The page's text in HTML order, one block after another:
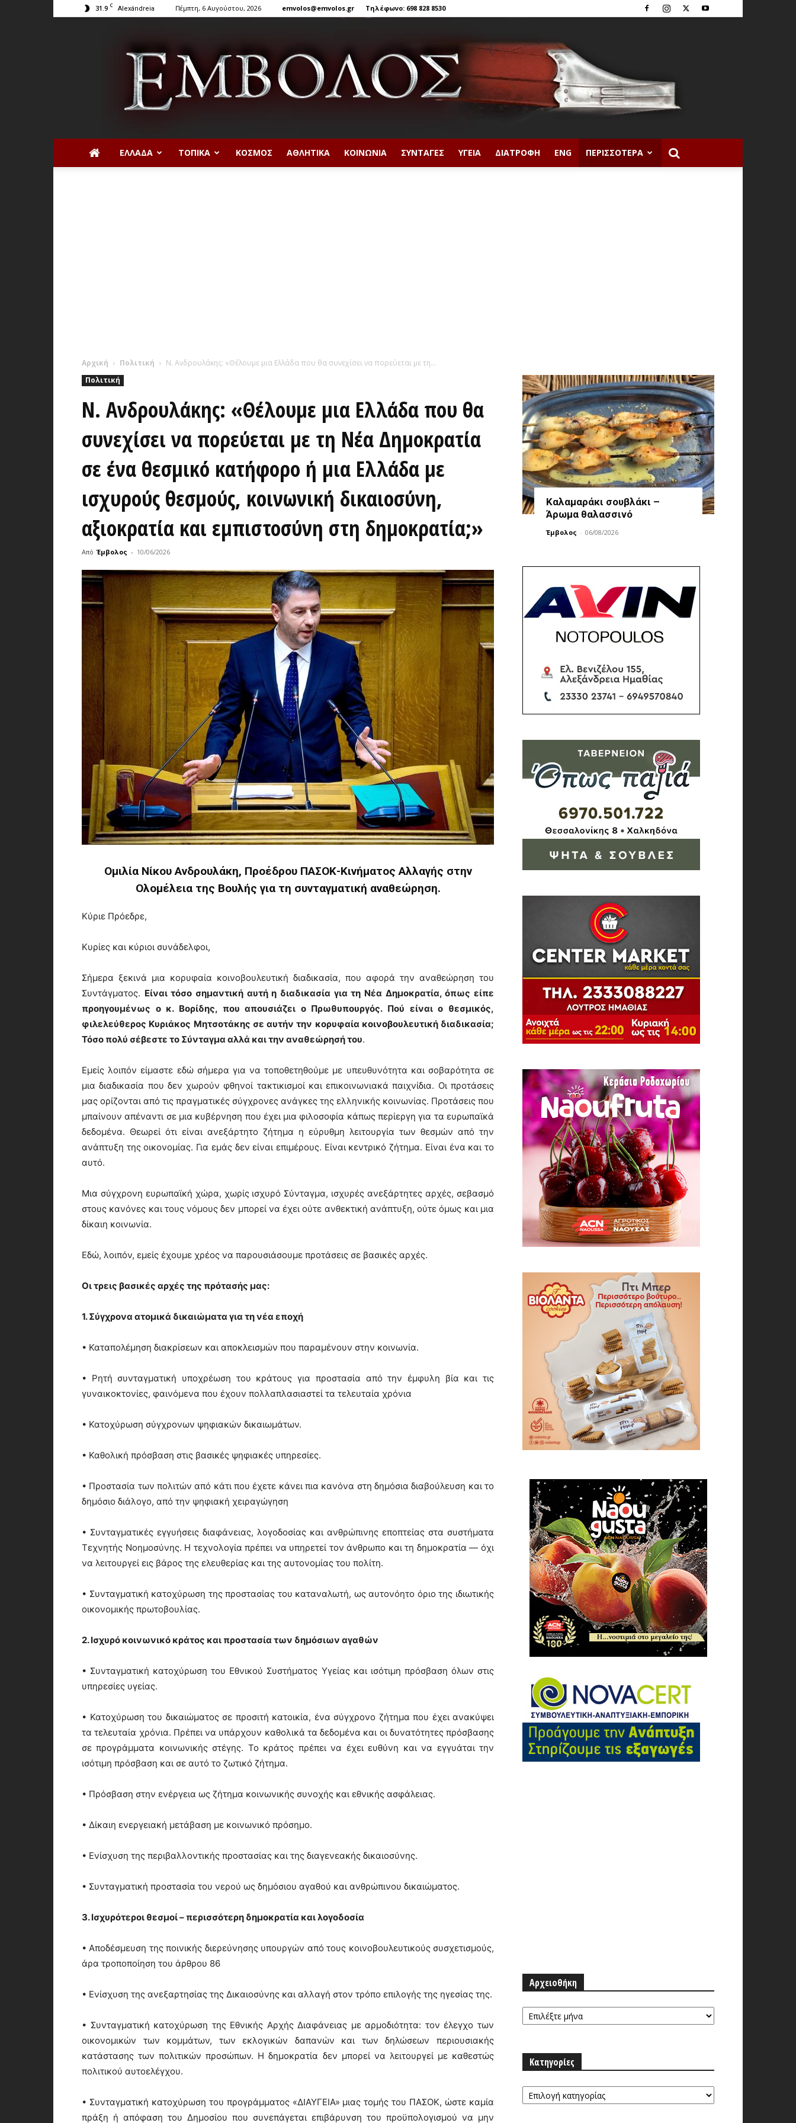
31.9 C Alexándreia Πέμπτη, 6 Αυγούστου, 2026 emvolos@emvolos.gr Τηλέφωνο: 698 828 8530
ΕΛΛΆΔΑ ΤΟΠΙΚΆ ΚΌΣΜΟΣ ΑΘΛΗΤΙΚΆ ΚΟΙΝΩΝΊΑ ΣΥΝΤΑΓΈΣ ΥΓΕΊΑ ΔΙΑΤΡΟΦΉ ENG ΠΕΡΙΣΣΌΤΕΡΑ
Αρχική Πολιτική
Ν. Ανδρουλάκης: «Θέλουμε μια Ελλάδα που θα συνεχίσει να πορεύεται με τη...
Πολιτική
Ν. Ανδρουλάκης: «Θέλουμε μια Ελλάδα που θα
συνεχίσει να πορεύεται με τη Νέα Δημοκρατία
σε ένα θεσμικό κατήφορο ή μια Ελλάδα με
ισχυρούς θεσμούς, κοινωνική δικαιοσύνη,
αξιοκρατία και εμπιστοσύνη στη δημοκρατία;»
Από Έμβολος - 10/06/2026
Ομιλία Νίκου Ανδρουλάκη, Προέδρου ΠΑΣΟΚ-Κινήματος Αλλαγής στην
Ολομέλεια της Bουλής για τη συνταγματική αναθεώρηση.
Κύριε Πρόεδρε,
Κυρίες και κύριοι συνάδελφοι,
Σήμερα ξεκινά μια κορυφαία κοινοβουλευτική διαδικασία, που αφορά την αναθεώρηση του
Συντάγματος. Είναι τόσο σημαντική αυτή η διαδικασία για τη Νέα Δημοκρατία, όπως είπε
προηγουμένως ο κ. Βορίδης, που απουσιάζει ο Πρωθυπουργός. Πού είναι ο θεσμικός,
φιλελεύθερος Κυριάκος Μητσοτάκης σε αυτήν την κορυφαία κοινοβουλευτική διαδικασία;
Τόσο πολύ σέβεστε το Σύνταγμα αλλά και την αναθεώρησή του.
Εμείς λοιπόν είμαστε εδώ σήμερα για να τοποθετηθούμε με υπευθυνότητα και σοβαρότητα σε
μια διαδικασία που δεν χωρούν φθηνοί τακτικισμοί και επικοινωνιακά παιχνίδια. Οι προτάσεις
μας ορίζονται από τις πραγματικές σύγχρονες ανάγκες της ελληνικής κοινωνίας. Προτάσεις που
μπαίνουν απέναντι σε μια κυβέρνηση που έχει μια φιλοσοφία κάπως περίεργη για τα ευρωπαϊκά
δεδομένα. Θεωρεί ότι είναι ανεξάρτητο ζήτημα η εύρυθμη λειτουργία των θεσμών από την
ανάπτυξη της οικονομίας. Για εμάς δεν είναι επιμέρους. Είναι κεντρικό ζήτημα. Είναι ένα και το
αυτό.
Μια σύγχρονη ευρωπαϊκή χώρα, χωρίς ισχυρό Σύνταγμα, ισχυρές ανεξάρτητες αρχές, σεβασμό
στους κανόνες και τους νόμους δεν μπορεί να έχει ούτε ανθεκτική ανάπτυξη, ούτε όμως και μια
δίκαιη κοινωνία.
Εδώ, λοιπόν, εμείς έχουμε χρέος να παρουσιάσουμε προτάσεις σε βασικές αρχές.
Οι τρεις βασικές αρχές της πρότασής μας:
1. Σύγχρονα ατομικά δικαιώματα για τη νέα εποχή
• Καταπολέμηση διακρίσεων και αποκλεισμών που παραμένουν στην κοινωνία.
• Ρητή συνταγματική υποχρέωση του κράτους για προστασία από την έμφυλη βία και τις
γυναικοκτονίες, φαινόμενα που έχουν πολλαπλασιαστεί τα τελευταία χρόνια
• Κατοχύρωση σύγχρονων ψηφιακών δικαιωμάτων.
• Καθολική πρόσβαση στις βασικές ψηφιακές υπηρεσίες.
• Προστασία των πολιτών από κάτι που έχετε κάνει πια κανόνα στη δημόσια διαβούλευση και το
δημόσιο διάλογο, από την ψηφιακή χειραγώγηση
• Συνταγματικές εγγυήσεις διαφάνειας, λογοδοσίας και ανθρώπινης εποπτείας στα συστήματα
Τεχνητής Νοημοσύνης. Η τεχνολογία πρέπει να υπηρετεί τον άνθρωπο και τη δημοκρατία — όχι
να λειτουργεί εις βάρος της ελευθερίας και της αυτονομίας του πολίτη.
• Συνταγματική κατοχύρωση της προστασίας του καταναλωτή, ως αυτονόητο όριο της ιδιωτικής
οικονομικής πρωτοβουλίας.
2. Ισχυρό κοινωνικό κράτος και προστασία των δημόσιων αγαθών
• Συνταγματική κατοχύρωση του Εθνικού Συστήματος Υγείας και ισότιμη πρόσβαση όλων στις
υπηρεσίες υγείας.
• Κατοχύρωση του δικαιώματος σε προσιτή κατοικία, ένα σύγχρονο ζήτημα που έχει ανακύψει
τα τελευταία χρόνια. Πρέπει να υπάρχουν καθολικά τα δεδομένα και οι δυνατότητες πρόσβασης
σε προγράμματα κοινωνικής στέγης. Το κράτος πρέπει να έχει ευθύνη και να εγγυάται την
ισότιμη πρόσβαση και σε αυτό το ζωτικό ζήτημα.
• Πρόσβαση στην ενέργεια ως ζήτημα κοινωνικής συνοχής και εθνικής ασφάλειας.
• Δίκαιη ενεργειακή μετάβαση με κοινωνικό πρόσημο.
• Ενίσχυση της περιβαλλοντικής προστασίας και της διαγενεακής δικαιοσύνης.
• Συνταγματική προστασία του νερού ως δημόσιου αγαθού και ανθρώπινου δικαιώματος.
3. Ισχυρότεροι θεσμοί – περισσότερη δημοκρατία και λογοδοσία
• Αποδέσμευση της ποινικής διερεύνησης υπουργών από τους κοινοβουλευτικούς συσχετισμούς,
άρα τροποποίηση του άρθρου 86
• Ενίσχυση της ανεξαρτησίας της Δικαιοσύνης και αλλαγή στον τρόπο επιλογής της ηγεσίας της.
• Συνταγματική κατοχύρωση της Εθνικής Αρχής Διαφάνειας με αρμοδιότητα: τον έλεγχο των
οικονομικών των κομμάτων, των εκλογικών δαπανών και των δηλώσεων περιουσιακής
κατάστασης των πολιτικών προσώπων. Η δημοκρατία δεν μπορεί να λειτουργεί με καθεστώς
πολιτικού αυτοελέγχου.
• Συνταγματική κατοχύρωση του προγράμματος «ΔΙΑΥΓΕΙΑ» μιας τομής του ΠΑΣΟΚ, ώστε καμία
πράξη ή απόφαση του Δημοσίου που συνεπάγεται επιβάρυνση του προϋπολογισμού να μην
Καλαμαράκι σουβλάκι –
Άρωμα θαλασσινό
Έμβολος - 06/08/2026
Αρχειοθήκη
Αρχειοθήκη
Κατηγορίες
Κατηγορίες